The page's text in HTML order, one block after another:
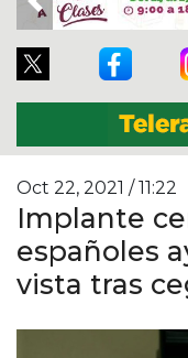
Previous
Oct 22, 2021 / 11:22
Implante
españoles
vista tras